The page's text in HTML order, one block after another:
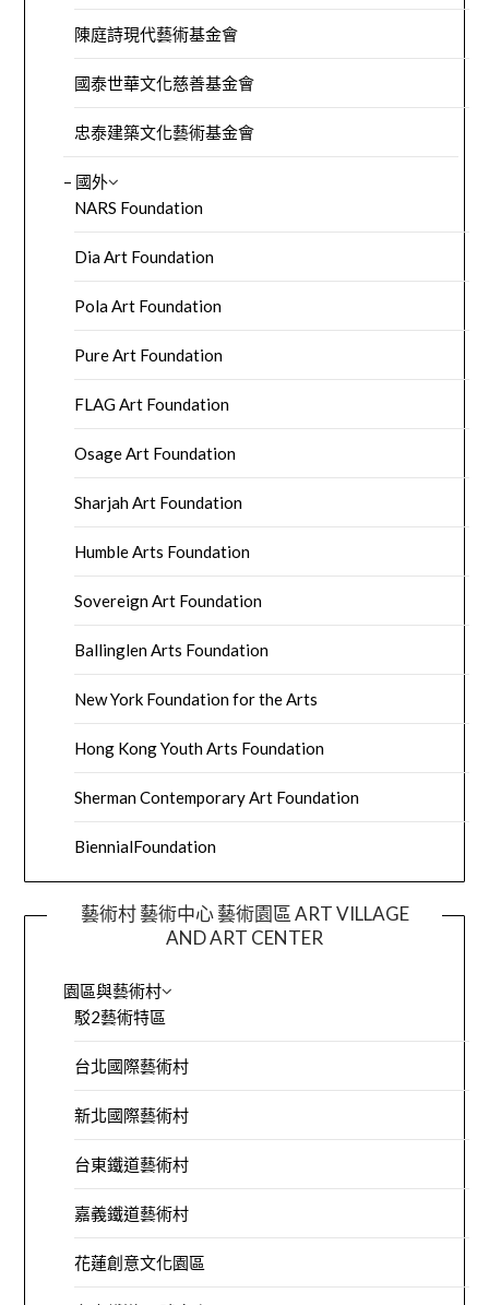
陳庭詩現代藝術基金會
國泰世華文化慈善基金會
忠泰建築文化藝術基金會
– 國外
NARS Foundation
Dia Art Foundation
Pola Art Foundation
Pure Art Foundation
FLAG Art Foundation
Osage Art Foundation
Sharjah Art Foundation
Humble Arts Foundation
Sovereign Art Foundation
Ballinglen Arts Foundation
New York Foundation for the Arts
Hong Kong Youth Arts Foundation
Sherman Contemporary Art Foundation
BiennialFoundation
藝術村 藝術中心 藝術園區 ART VILLAGE
AND ART CENTER
園區與藝術村
駁2藝術特區
台北國際藝術村
新北國際藝術村
台東鐵道藝術村
嘉義鐵道藝術村
花蓮創意文化園區